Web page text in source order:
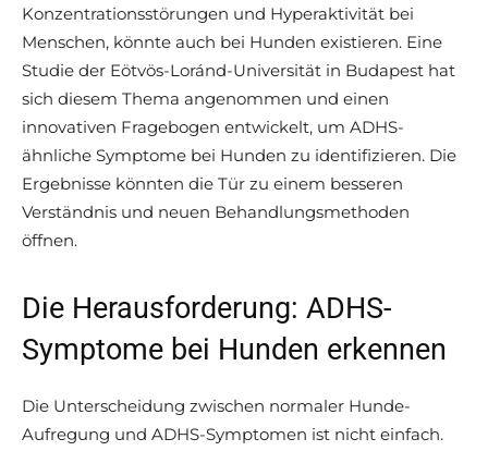
Konzentrationsstörungen und Hyperaktivität bei
Menschen, könnte auch bei Hunden existieren. Eine
Studie der Eötvös-Loránd-Universität in Budapest hat
sich diesem Thema angenommen und einen
innovativen Fragebogen entwickelt, um ADHS-
ähnliche Symptome bei Hunden zu identifizieren. Die
Ergebnisse könnten die Tür zu einem besseren
Verständnis und neuen Behandlungsmethoden
öffnen.
Die Herausforderung: ADHS-
Symptome bei Hunden erkennen
Die Unterscheidung zwischen normaler Hunde-
Aufregung und ADHS-Symptomen ist nicht einfach.